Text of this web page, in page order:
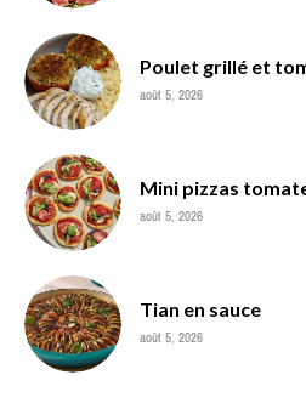
Poulet grillé et
août 5, 2026
Mini pizzas
août 5, 2026
Tian en sauce
août 5, 2026